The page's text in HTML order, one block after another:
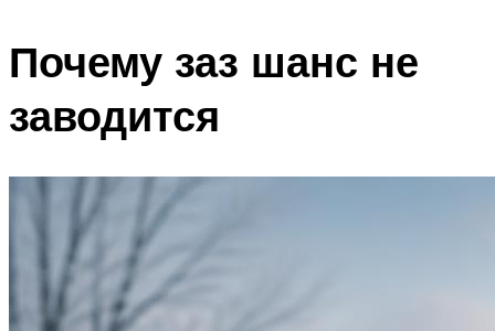
Почему заз шанс не
заводится